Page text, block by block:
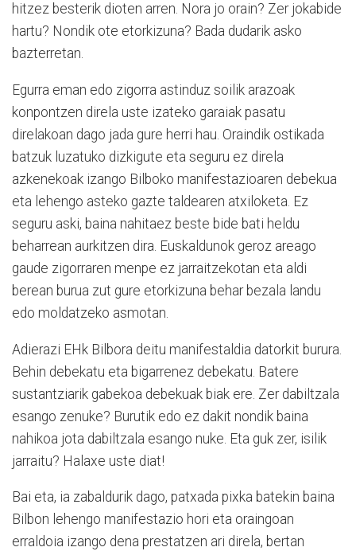
hitzez besterik dioten arren. Nora jo orain? Zer jokabide
hartu? Nondik ote etorkizuna? Bada dudarik asko
bazterretan.
Egurra eman edo zigorra astinduz soilik arazoak
konpontzen direla uste izateko garaiak pasatu
direlakoan dago jada gure herri hau. Oraindik ostikada
batzuk luzatuko dizkigute eta seguru ez direla
azkenekoak izango Bilboko manifestazioaren debekua
eta lehengo asteko gazte taldearen atxiloketa. Ez
seguru aski, baina nahitaez beste bide bati heldu
beharrean aurkitzen dira. Euskaldunok geroz areago
gaude zigorraren menpe ez jarraitzekotan eta aldi
berean burua zut gure etorkizuna behar bezala landu
edo moldatzeko asmotan.
Adierazi EHk Bilbora deitu manifestaldia datorkit burura.
Behin debekatu eta bigarrenez debekatu. Batere
sustantziarik gabekoa debekuak biak ere. Zer dabiltzala
esango zenuke? Burutik edo ez dakit nondik baina
nahikoa jota dabiltzala esango nuke. Eta guk zer, isilik
jarraitu? Halaxe uste diat!
Bai eta, ia zabaldurik dago, patxada pixka batekin baina
Bilbon lehengo manifestazio hori eta oraingoan
erraldoia izango dena prestatzen ari direla, bertan